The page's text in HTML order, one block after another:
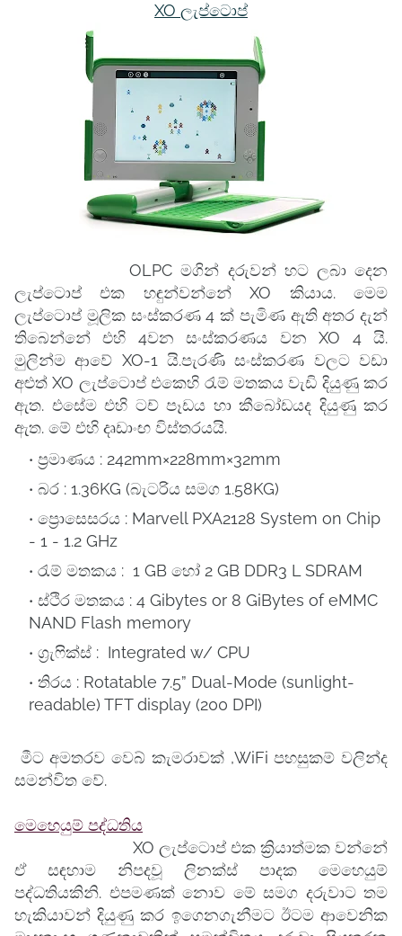
XO ලැප්ටොප්
OLPC මගින් දරුවන් හට ලබා දෙන
ලැප්ටොප් එක හඳුන්වන්නේ XO කියාය. මෙම
ලැප්ටොප් මූලික සංස්කරණ 4 ක් පැමිණ ඇති අතර දැන්
තිබෙන්නේ එහි 4වන සංස්කරණය වන XO 4 යි.
මුලින්ම ආවේ XO-1 යි.පැරණි සංස්කරණ වලට වඩා
අළුත් XO ලැප්ටොප් එකෙහි ‍රැම් මතකය වැඩි දියුණු කර
ඇත. එසේම එහි ටච් පෑඩය හා කීබෝඩයද දියුණු කර
ඇත. මේ එහි දෘඩාංඟ විස්තරයයි.
ප්‍රමාණය : 242mm×228mm×32mm
බර : 1.36KG (බැටරිය සමග 1.58KG)
ප්‍රොසෙසරය : Marvell PXA2128 System on Chip
- 1 - 1.2 GHz
‍රැම් මතකය : 1 GB හෝ 2 GB DDR3 L SDRAM
ස්ථිර මතකය : 4 Gibytes or 8 GiBytes of eMMC
NAND Flash memory
ග්‍රැ‍ෆික්ස් : Integrated w/ CPU
තිරය : Rotatable 7.5” Dual-Mode (sunlight-
readable) TFT display (200 DPI)
මීට අමතරව වෙබ් කැමරාවක් ,WiFi පහසුකම් වලින්ද
සමන්විත වේ.
මෙහෙයුම් පද්ධතිය
XO ලැප්ටොප් එක ක්‍රියාත්මක වන්නේ
ඒ සඳහාම නිපදවූ ලිනක්ස් පාදක මෙහෙයුම්
පද්ධතියකිනි. එපමණක් නොව මේ සමග දරුවාට තම
හැකියාවන් දියුණු කර ඉගෙනගැනීමට ඊටම ආවෙනික